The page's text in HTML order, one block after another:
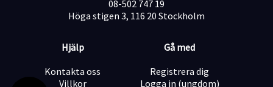
Vi tror på att belöna goda prestationer. Tjänsten är 100
% prestationsbaserad (provision + bonussystem) helt
fakturera via eget bolag.
Lön vid budget (4 bokade möten/dag): ca 31 000 kr /
månad.
Lön för toppresterare (6+ bokade möten/dag): 46 000+
08-502 747 19
Höga stigen 3, 116 20 Stockholm
Hjälp
Kontakta oss
Villkor
Gå med
Registrera dig
Logga in (ungdom)